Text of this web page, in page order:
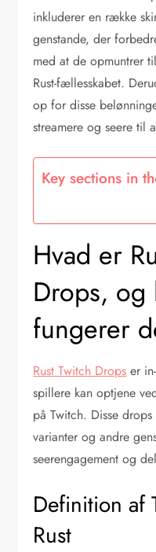
inkluderer en række
genstande, der
med at de opmuntrer
Rust-fællesskabet.
op for disse
streamere og seere til
Key sections in
Hvad er
Drops, og
fungerer
Rust Twitch Drops er
spillere kan optjene
på Twitch. Disse
varianter og andre
seerengagement og
Definition af
Rust